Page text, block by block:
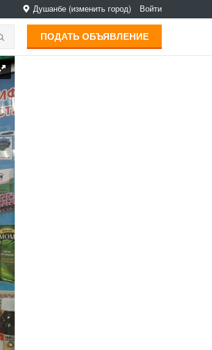
Душанбе (изменить город) Войти
ПОДАТЬ ОБЪЯВЛЕНИЕ